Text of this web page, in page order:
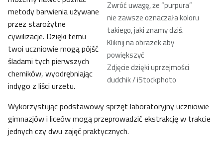
Zwróć uwagę, że “purpura”
nie zawsze oznaczała koloru
takiego, jaki znamy dziś.
Kliknij na obrazek aby
powiększyć
Zdjęcie dzięki uprzejmości
dudchik / iStockphoto
metody barwienia używane
przez starożytne
cywilizacje. Dzięki temu
twoi uczniowie mogą pójść
śladami tych pierwszych
chemików, wyodrębniając
indygo z liści urzetu.
Wykorzystując podstawowy sprzęt laboratoryjny uczniowie
gimnazjów i liceów mogą przeprowadzić ekstrakcję w trakcie
jednych czy dwu zajęć praktycznych.